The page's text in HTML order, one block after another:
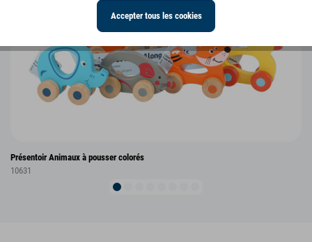
Présentoir Animaux à pousser colorés
10631
Accepter tous les cookies